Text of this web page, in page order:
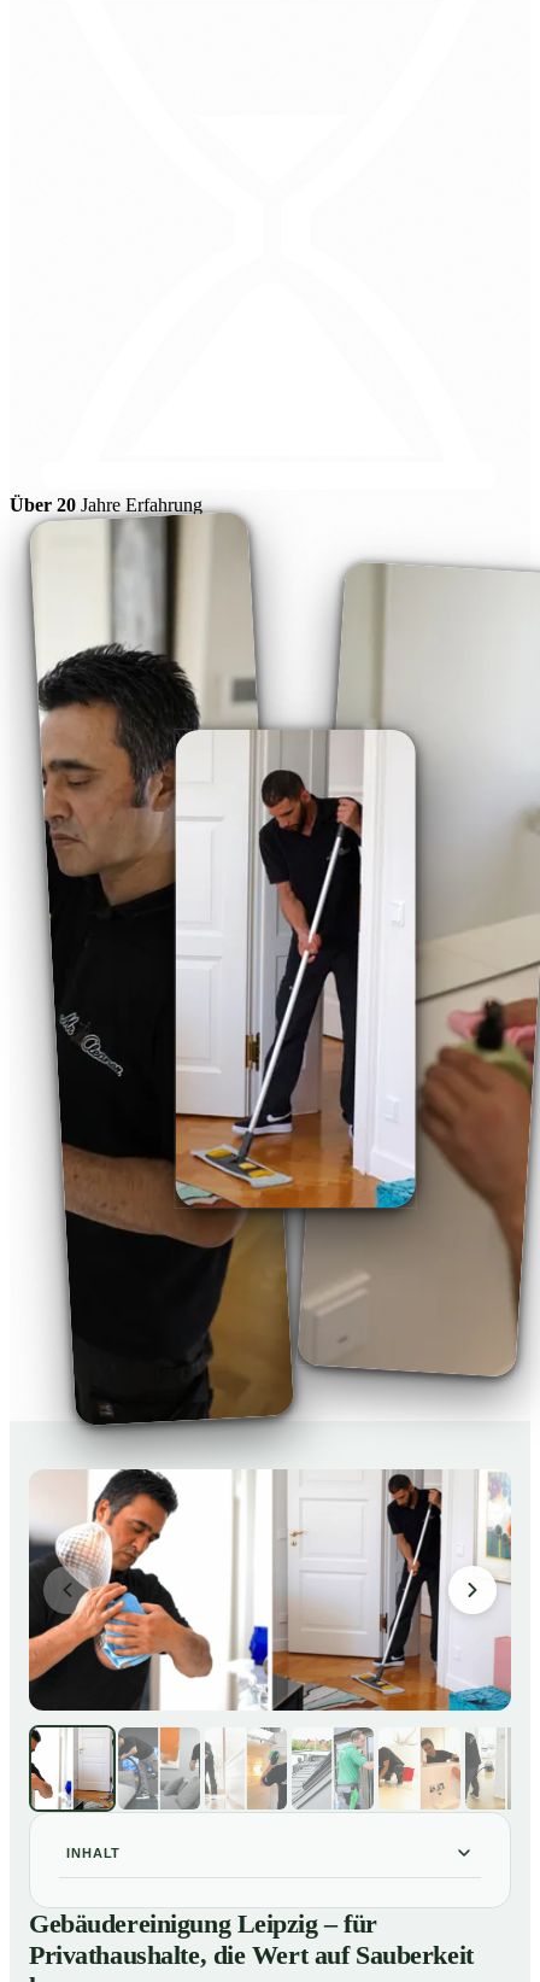
Über 20 Jahre Erfahrung
INHALT
01Gebäudereinigung Leipzig – für Privathaushalte, die
Wert auf Sauberkeit legen
Gebäudereinigung Leipzig – für
Privathaushalte, die Wert auf Sauberkeit